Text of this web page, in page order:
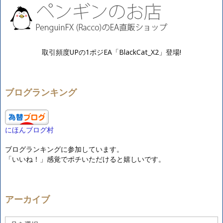
取引頻度UPの1ポジEA「BlackCat_X2」登場!
ブログランキング
にほんブログ村
ブログランキングに参加しています。
「いいね！」感覚でポチいただけると嬉しいです。
アーカイブ